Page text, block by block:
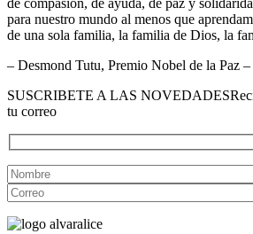
para nuestro mundo al menos que
de una sola familia, la familia de Dios, la
– Desmond Tutu, Premio Nobel de la Paz –
SUSCRIBETE A LAS NOVEDADES
tu correo